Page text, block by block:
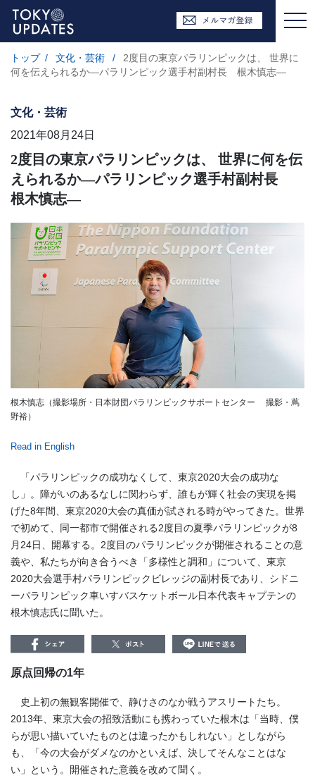
トップ / 文化・芸術 /
2度目の東京パラリンピックは、 世界に
何を伝えられるか―パラリンピック選手村副村長 根木慎志―
文化・芸術
2021年08月24日
2度目の東京パラリンピックは、 世界に何を伝
えられるか―パラリンピック選手村副村長
根木慎志―
根木慎志（撮影場所・日本財団パラリンピックサポートセンター 撮影・蔦
野裕）
Read in English
「パラリンピックの成功なくして、東京2020大会の成功な
し」。障がいのあるなしに関わらず、誰もが輝く社会の実現を掲
げた8年間、東京2020大会の真価が試される時がやってきた。世界
で初めて、同一都市で開催される2度目の夏季パラリンピックが8
月24日、開幕する。2度目のパラリンピックが開催されることの意
義や、私たちが向き合うべき「多様性と調和」について、東京
2020大会選手村パラリンピックビレッジの副村長であり、シドニ
ーパラリンピック車いすバスケットボール日本代表キャプテンの
根木慎志氏に聞いた。
原点回帰の1年
史上初の無観客開催で、静けさのなか戦うアスリートたち。
2013年、東京大会の招致活動にも携わっていた根木は「当時、僕
らが思い描いていたものとは違ったかもしれない」としながら
も、「今の大会がダメなのかといえば、決してそんなことはな
い」という。開催された意義を改めて聞く。